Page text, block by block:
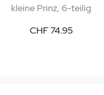
kleine Prinz, 6-teilig
CHF 74.95